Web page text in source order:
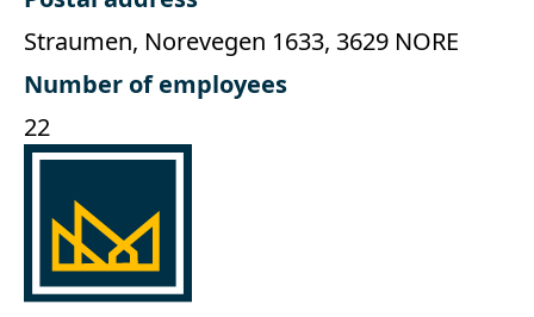
Straumen, Norevegen 1633, 3629 NORE
Number of employees
22